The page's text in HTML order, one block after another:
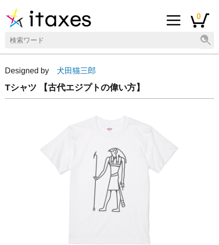
0
Designed by 犬田猫三郎
Tシャツ 【古代エジプトの偉い方】